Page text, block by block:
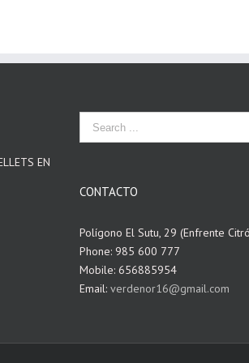
EN
CONTACTO
Polígono El Sutu, 29 (Enfrente
Phone: 985 600 777
Mobile: 656885954
Email: verdenor16@gmail.com